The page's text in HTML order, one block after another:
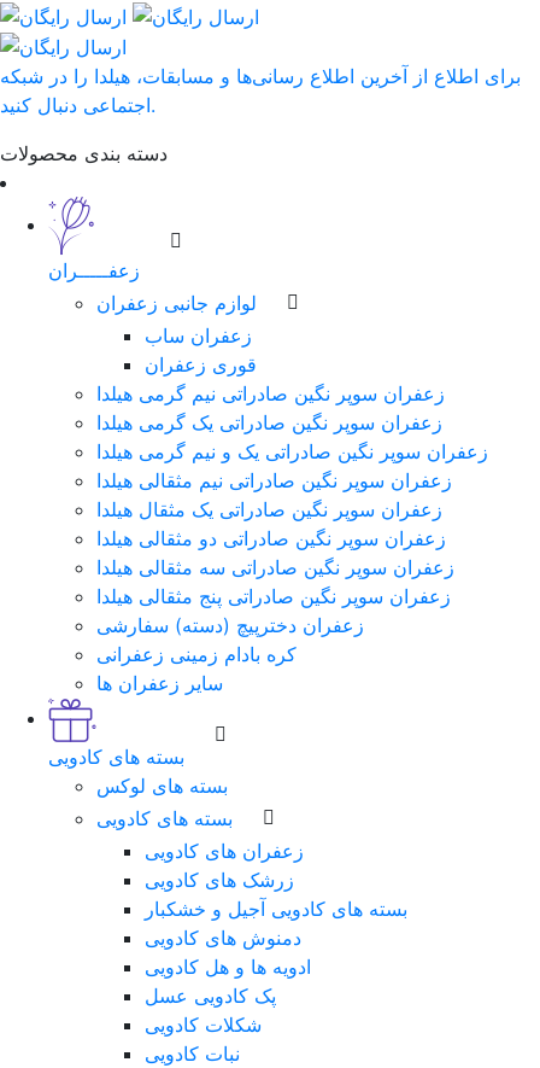
برای اطلاع از آخرین اطلاع رسانی‌ها و مسابقات، هیلدا را در شبکه
اجتماعی دنبال کنید.
دسته بندی محصولات
زعفـــــران
لوازم جانبی زعفران
زعفران ساب
قوری زعفران
زعفران سوپر نگین صادراتی نیم گرمی هیلدا
زعفران سوپر نگین صادراتی یک گرمی هیلدا
زعفران سوپر نگین صادراتی یک و نیم گرمی هیلدا
زعفران سوپر نگین صادراتی نیم مثقالی هیلدا
زعفران سوپر نگین صادراتی یک مثقال هیلدا
زعفران سوپر نگین صادراتی دو مثقالی هیلدا
زعفران سوپر نگین صادراتی سه مثقالی هیلدا
زعفران سوپر نگین صادراتی پنج مثقالی هیلدا
زعفران دخترپیچ (دسته) سفارشی
کره بادام زمینی زعفرانی
سایر زعفران ها
بسته های کادویی
بسته های لوکس
بسته های کادویی
زعفران های کادویی
زرشک های کادویی
بسته های کادویی آجیل و خشکبار
دمنوش های کادویی
ادویه ها و هل کادویی
پک کادویی عسل
شکلات کادویی
نبات کادویی